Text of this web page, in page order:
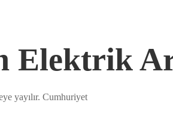
Elektrik
yayılır. Cumhuriyet